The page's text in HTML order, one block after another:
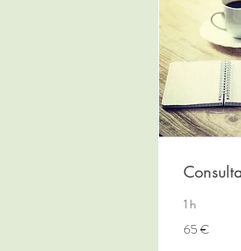
1 h
euros
65 €